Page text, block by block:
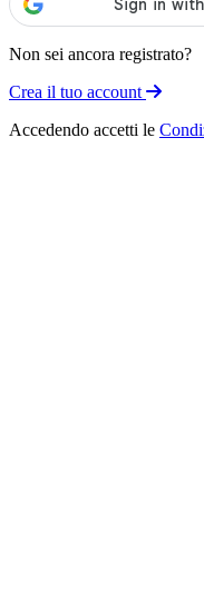
Non sei ancora registrato?
Crea il tuo account
Accedendo accetti le